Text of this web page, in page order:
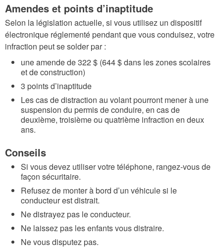
Amendes et points d’inaptitude
Selon la législation actuelle, si vous utilisez un dispositif
électronique réglementé pendant que vous conduisez, votre
infraction peut se solder par :
une amende de 322 $ (644 $ dans les zones scolaires
et de construction)
3 points d’inaptitude
Les cas de distraction au volant pourront mener à une
suspension du permis de conduire, en cas de
deuxième, troisième ou quatrième infraction en deux
ans.
Conseils
Si vous devez utiliser votre téléphone, rangez-vous de
façon sécuritaire.
Refusez de monter à bord d’un véhicule si le
conducteur est distrait.
Ne distrayez pas le conducteur.
Ne laissez pas les enfants vous distraire.
Ne vous disputez pas.